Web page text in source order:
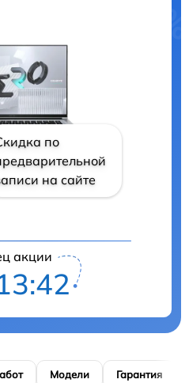
по
на сайте
акции
Модели Гарантия